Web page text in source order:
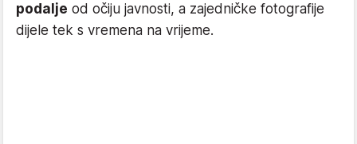
podalje od očiju javnosti, a zajedničke fotografije
dijele tek s vremena na vrijeme.